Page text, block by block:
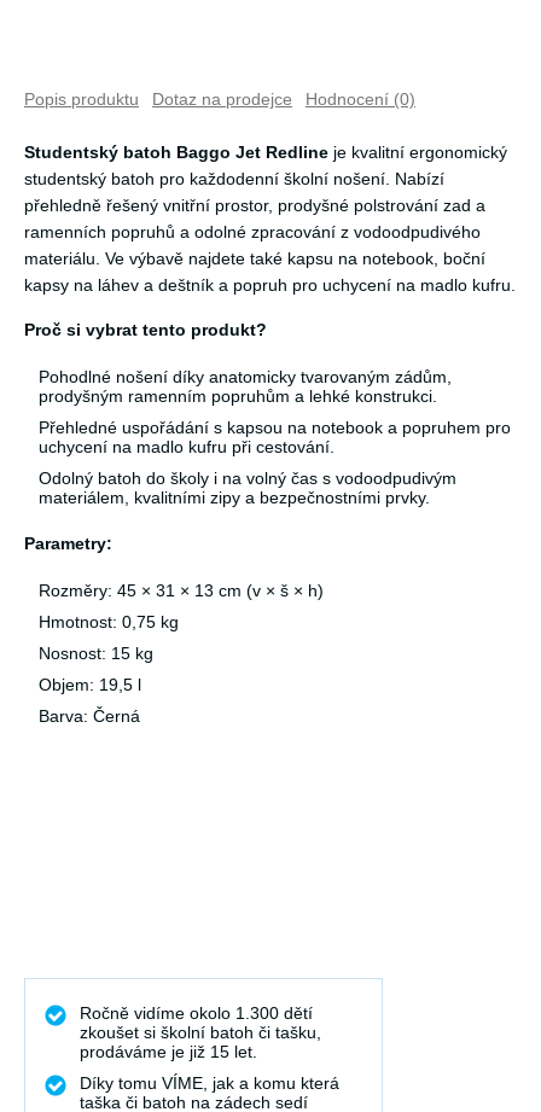
Popis produktu Dotaz na prodejce Hodnocení (0)
Studentský batoh Baggo Jet Redline je kvalitní ergonomický
studentský batoh pro každodenní školní nošení. Nabízí
přehledně řešený vnitřní prostor, prodyšné polstrování zad a
ramenních popruhů a odolné zpracování z vodoodpudivého
materiálu. Ve výbavě najdete také kapsu na notebook, boční
kapsy na láhev a deštník a popruh pro uchycení na madlo kufru.
Proč si vybrat tento produkt?
Pohodlné nošení díky anatomicky tvarovaným zádům,
prodyšným ramenním popruhům a lehké konstrukci.
Přehledné uspořádání s kapsou na notebook a popruhem pro
uchycení na madlo kufru při cestování.
Odolný batoh do školy i na volný čas s vodoodpudivým
materiálem, kvalitními zipy a bezpečnostními prvky.
Parametry:
Rozměry: 45 × 31 × 13 cm (v × š × h)
Hmotnost: 0,75 kg
Nosnost: 15 kg
Objem: 19,5 l
Barva: Černá
Ročně vidíme okolo 1.300 dětí
zkoušet si školní batoh či tašku,
prodáváme je již 15 let.
Díky tomu VÍME, jak a komu která
taška či batoh na zádech sedí